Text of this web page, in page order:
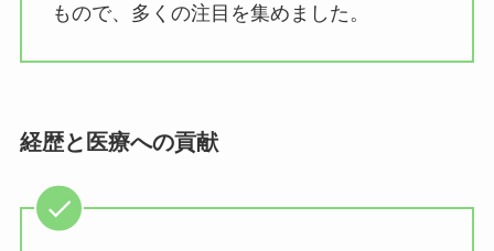
もので、多くの注目を集めました。
経歴と医療への貢献